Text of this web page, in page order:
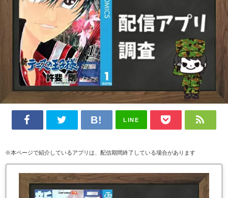
LINE
※本ページで紹介しているアプリは、配信期間終了している場合があります